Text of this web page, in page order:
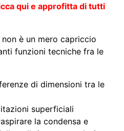
qui e approfitta di tutti
è un mero capriccio
funzioni tecniche fra le
di dimensioni tra le
superficiali
la condensa e